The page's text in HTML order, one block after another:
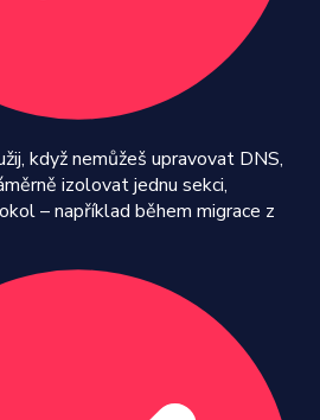
když nemůžeš upravovat DNS,
izolovat jednu sekci,
– například během migrace z